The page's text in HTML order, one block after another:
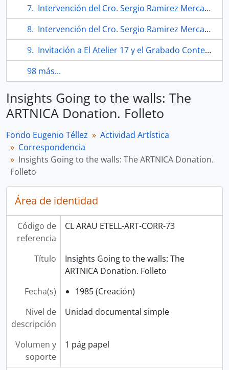
Intervención del Cro. Sergio Ramirez Mercado en la conferencia de intelectuales sobre Centroamérica.
Intervención del Cro. Sergio Ramirez Mercado en la conferencia de intelectuales sobre Centroamérica.
Invitación a El Atelier 17 y el Grabado Contemporáneo.
98 más...
Insights Going to the walls: The
ARTNICA Donation. Folleto
Fondo Eugenio Téllez
Actividad Artística
Correspondencia
Insights Going to the walls: The ARTNICA Donation.
Folleto
Área de identidad
Código de
referencia
CL ARAU ETELL-ART-CORR-73
Título
Insights Going to the walls: The
ARTNICA Donation. Folleto
Fecha(s)
1985 (Creación)
Nivel de
descripción
Unidad documental simple
Volumen y
soporte
1 pág papel